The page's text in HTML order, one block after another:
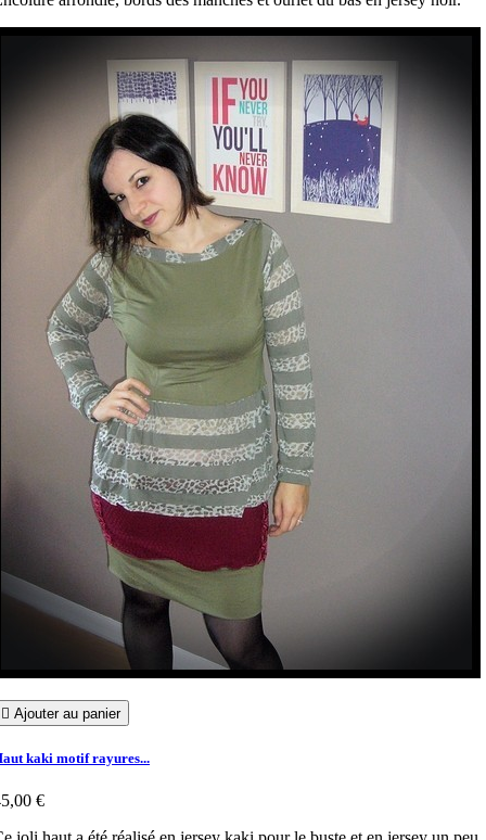
 Ajouter au panier
kaki motif rayures...
€